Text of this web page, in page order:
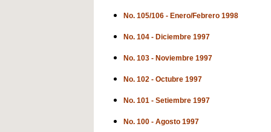
No. 105/106 - Enero/Febrero 1998
No. 104 - Diciembre 1997
No. 103 - Noviembre 1997
No. 102 - Octubre 1997
No. 101 - Setiembre 1997
No. 100 - Agosto 1997